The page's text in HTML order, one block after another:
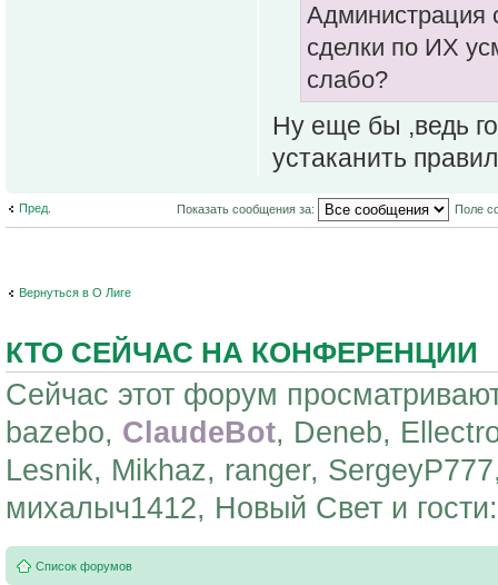
Администрация
сделки по ИХ
слабо?
Ну еще бы ,ведь
устаканить
Пред. Показать сообщения за: Поле
Вернуться в О Лиге
КТО СЕЙЧАС НА КОНФЕРЕНЦИИ
Сейчас этот форум
bazebo, ClaudeBot, Deneb,
Lesnik, Mikhaz, ranger,
михалыч1412, Новый Свет и
Список форумов